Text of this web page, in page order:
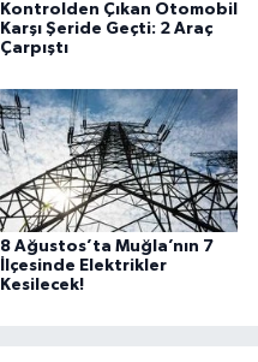
Kontrolden Çıkan Otomobil
Karşı Şeride Geçti: 2 Araç
Çarpıştı
8 Ağustos’ta Muğla’nın 7
İlçesinde Elektrikler
Kesilecek!